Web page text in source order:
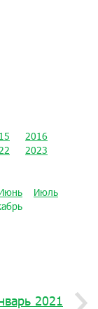
2016
2023
Июль
2021